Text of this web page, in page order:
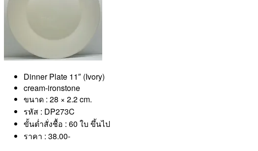
Dinner Plate 11″ (Ivory)
cream-ironstone
ขนาด : 28 × 2.2 cm.
รหัส : DP273C
ขั้นต่ำสั่งชื้อ : 60 ใบ ขึ้นไป
ราคา : 38.00-